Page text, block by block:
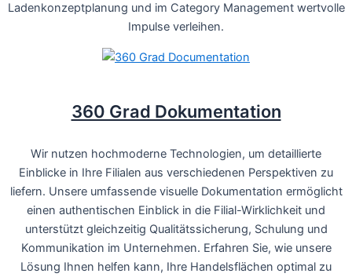
Ladenkonzeptplanung und im Category Management wertvolle
Impulse verleihen.
360 Grad Dokumentation
Wir nutzen hochmoderne Technologien, um detaillierte
Einblicke in Ihre Filialen aus verschiedenen Perspektiven zu
liefern. Unsere umfassende visuelle Dokumentation ermöglicht
einen authentischen Einblick in die Filial-Wirklichkeit und
unterstützt gleichzeitig Qualitätssicherung, Schulung und
Kommunikation im Unternehmen. Erfahren Sie, wie unsere
Lösung Ihnen helfen kann, Ihre Handelsflächen optimal zu